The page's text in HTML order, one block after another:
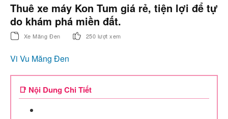
Thuê xe máy Kon Tum giá rẻ, tiện lợi để tự
do khám phá miền đất.
Xe Măng Đen 250 lượt xem
Vi Vu Măng Đen
📑 Nội Dung Chi Tiết